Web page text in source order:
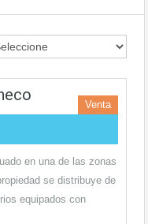
Venta
en una de las zonas
se distribuye de
equipados con